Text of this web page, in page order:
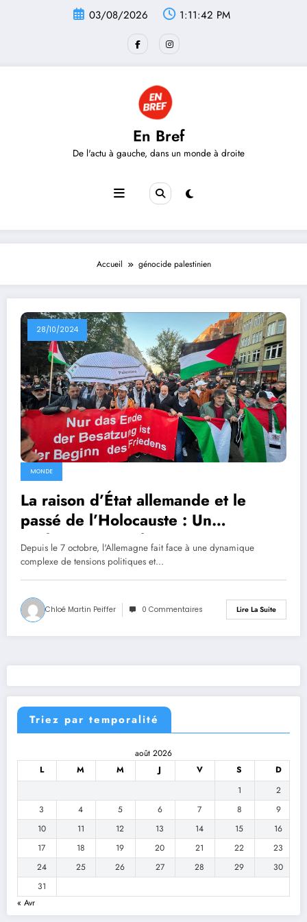
03/08/2026 1:11:42 PM
En Bref
De l'actu à gauche, dans un monde à droite
Accueil génocide palestinien
28/10/2024
MONDE
La raison d’État allemande et le
passé de l’Holocauste : Un
enchevêtrement historique
Depuis le 7 octobre, l'Allemagne fait face à une dynamique
complexe de tensions politiques et…
Chloé Martin Peiffer 0 Commentaires Lire La Suite
Triez par temporalité
août 2026
L
M M J V S
D
1
2
3
4 5 6 7 8
9
10
11 12 13 14 15
16
17
18 19 20 21 22
23
24
25 26 27 28 29
30
31
« Avr